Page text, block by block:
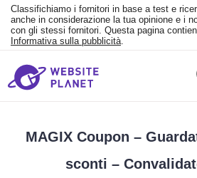
Classifichiamo i fornitori in base a test e
anche in considerazione la tua opinione e i
con gli stessi fornitori. Questa pagina
Informativa sulla pubblicità.
MAGIX Coupon –
sconti –